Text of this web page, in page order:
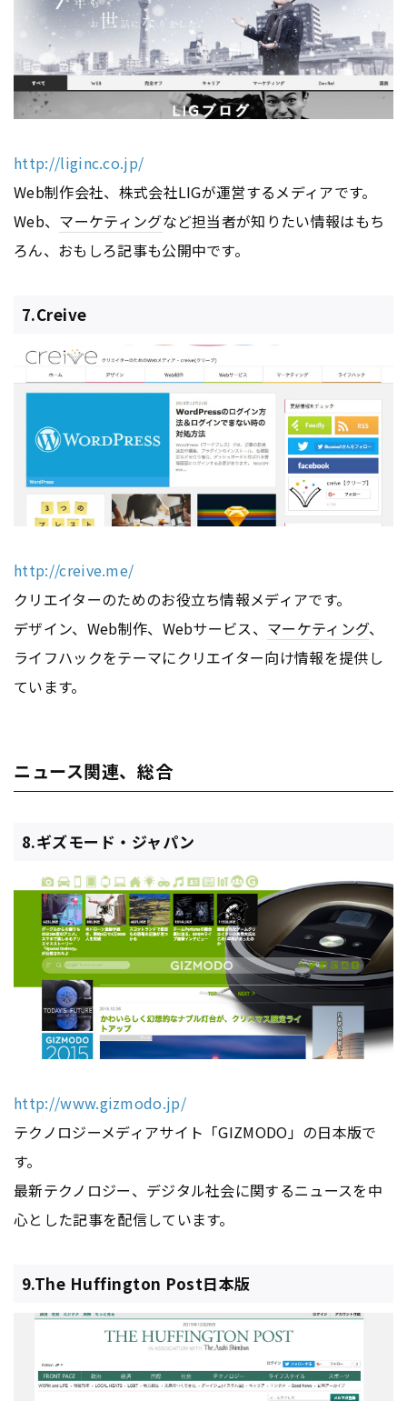
http://liginc.co.jp/
Web制作会社、株式会社LIGが運営するメディアです。
Web、 マーケティングなど担当者が知りたい情報はもち
ろん、おもしろ記事も公開中です。
7.Creive
http://creive.me/
クリエイターのためのお役立ち情報メディアです。
デザイン、Web制作、Webサービス、 マーケティング、
ライフハックをテーマにクリエイター向け情報を提供し
ています。
ニュース関連、総合
8.ギズモード・ジャパン
http://www.gizmodo.jp/
テクノロジーメディアサイト「GIZMODO」の日本版で
す。
最新テクノロジー、デジタル社会に関するニュースを中
心とした記事を配信しています。
9.The Huffington Post日本版